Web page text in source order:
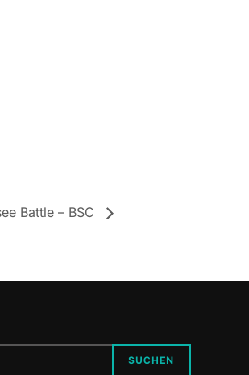
Battle – BSC
SUCHEN